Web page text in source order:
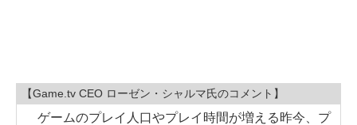
【Game.tv CEO ローゼン・シャルマ氏のコメント】
ゲームのプレイ人口やプレイ時間が増える昨今、プ